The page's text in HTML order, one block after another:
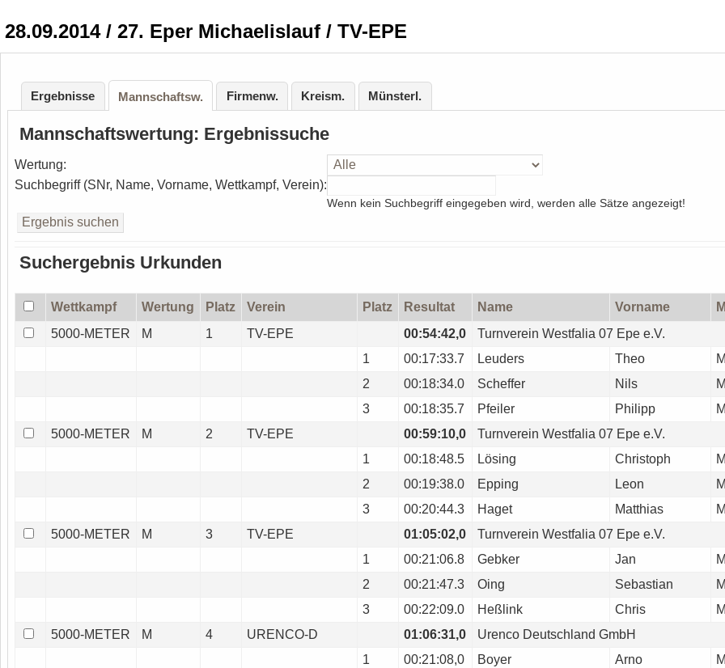
28.09.2014 / 27. Eper Michaelislauf / TV-EPE
Ergebnisse Mannschaftsw. Firmenw. Kreism. Münsterl.
Mannschaftswertung: Ergebnissuche
Wertung:
Suchbegriff (SNr, Name, Vorname, Wettkampf, Verein):
Wenn kein Suchbegriff eingegeben wird, werden alle Sätze angezeigt!
Suchergebnis Urkunden
Wettkampf Wertung Platz Verein Platz Resultat Name Vorname
5000-METER
M 1 TV-EPE 00:54:42,0
Turnverein Westfalia 07 Epe e.V.
1
00:17:33.7 Leuders Theo M
2
00:18:34.0 Scheffer Nils M
3
00:18:35.7 Pfeiler Philipp M
5000-METER
M 2 TV-EPE 00:59:10,0
Turnverein Westfalia 07 Epe e.V.
1
00:18:48.5 Lösing Christoph M
2
00:19:38.0 Epping Leon M
3
00:20:44.3 Haget Matthias M
5000-METER
M 3 TV-EPE 01:05:02,0
Turnverein Westfalia 07 Epe e.V.
1
00:21:06.8 Gebker Jan M
2
00:21:47.3 Oing Sebastian M
3
00:22:09.0 Heßlink Chris M
5000-METER
M 4 URENCO-D 01:06:31,0
Urenco Deutschland GmbH
1
00:21:08,0 Boyer Arno M